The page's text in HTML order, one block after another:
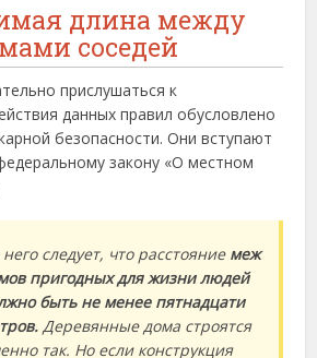
длина между
соседей
прислушаться к
данных правил обусловлено
безопасности. Они вступают
закону «О местном
следует, что расстояние меж
пригодных для жизни людей
быть не менее пятнадцати
Деревянные дома строятся
так. Но если конструкция